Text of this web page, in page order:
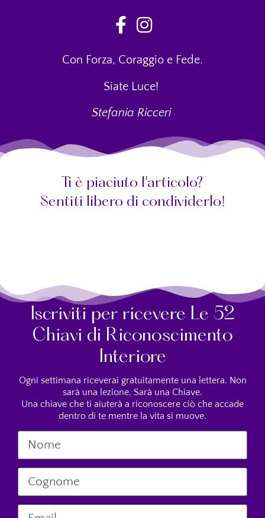
Con Forza, Coraggio e Fede.
Siate Luce!
Stefania Ricceri
Ti è piaciuto l'articolo?
Sentiti libero di condividerlo!
Iscriviti per ricevere Le 52
Chiavi di Riconoscimento
Interiore
Ogni settimana riceverai gratuitamente una lettera. Non
sarà una lezione. Sarà una Chiave.
Una chiave che ti aiuterà a riconoscere ciò che accade
dentro di te mentre la vita si muove.